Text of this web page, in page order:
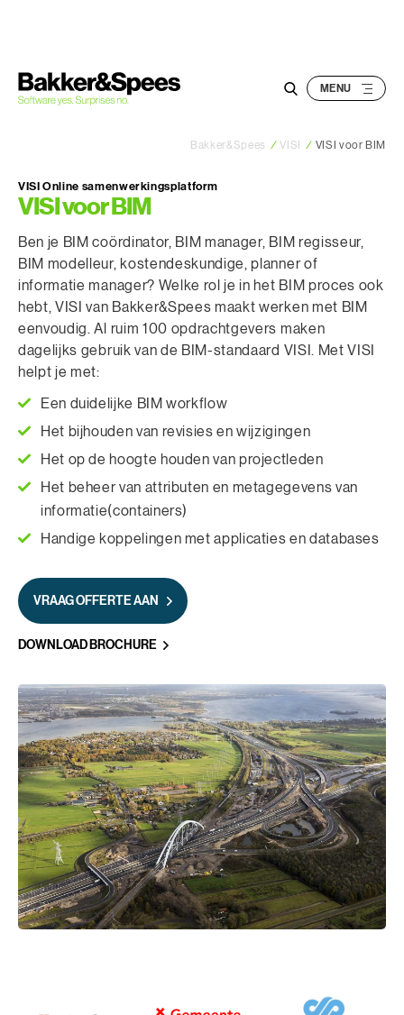
Bakker&Spees / VISI / VISI voor BIM
VISI Online samenwerkingsplatform
VISI voor BIM
Ben je BIM coördinator, BIM manager, BIM regisseur,
BIM modelleur, kostendeskundige, planner of
informatie manager? Welke rol je in het BIM proces ook
hebt, VISI van Bakker&Spees maakt werken met BIM
eenvoudig. Al ruim 100 opdrachtgevers maken
dagelijks gebruik van de BIM-standaard VISI. Met VISI
helpt je met:
Een duidelijke BIM workflow
Het bijhouden van revisies en wijzigingen
Het op de hoogte houden van projectleden
Het beheer van attributen en metagegevens van
informatie(containers)
Handige koppelingen met applicaties en databases
VRAAG OFFERTE AAN
DOWNLOAD BROCHURE